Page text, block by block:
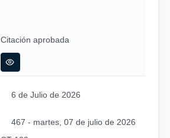
Citación aprobada
6 de Julio de 2026
467 - martes, 07 de julio de 2026